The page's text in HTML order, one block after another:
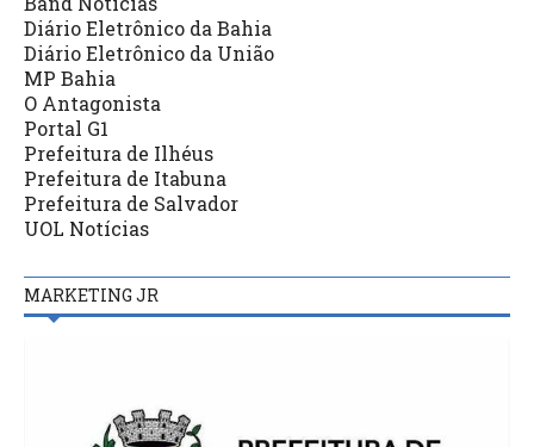
Diário Eletrônico da Bahia
Diário Eletrônico da União
MP Bahia
O Antagonista
Portal G1
Prefeitura de Ilhéus
Prefeitura de Itabuna
Prefeitura de Salvador
UOL Notícias
MARKETING JR